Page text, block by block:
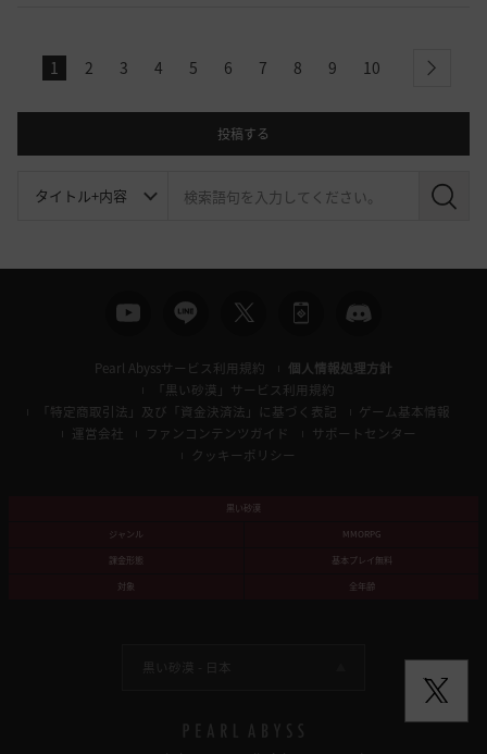
1 2 3 4 5 6 7 8 9 10 next
投稿する
検
Pearl Abyssサービス利用規約
個人情報処理方針
「黒い砂漠」サービス利用規約
「特定商取引法」及び「資金決済法」に基づく表記
ゲーム基本情報
運営会社
ファンコンテンツガイド
サポートセンター
クッキーポリシー
黒い砂漠
ジャンル
MMORPG
課金形態
基本プレイ無料
対象
全年齢
黒い砂漠 - 日本